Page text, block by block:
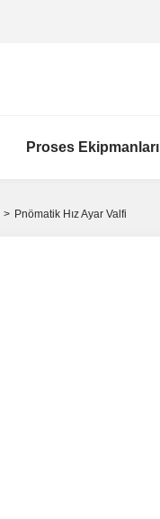
Proses Ekipmanları
Pnömatik Hız Ayar Valfi